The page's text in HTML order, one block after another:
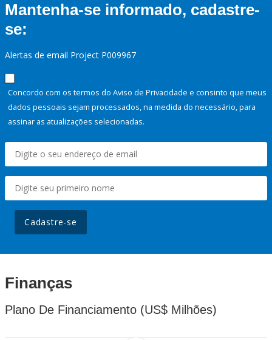
Mantenha-se informado, cadastre-
se:
Alertas de email Project P009967
Concordo com os termos do Aviso de Privacidade e consinto que meus
dados pessoais sejam processados, na medida do necessário, para
assinar as atualizações selecionadas.
Cadastre-se
Finanças
Plano De Financiamento (US$ Milhões)